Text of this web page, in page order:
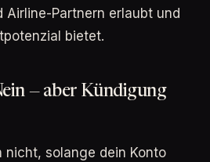
Airline-Partnern erlaubt und
bietet.
— aber Kündigung
nicht, solange dein Konto